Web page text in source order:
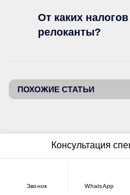
От каких
релоканты?
ПОХОЖИЕ СТАТЬИ
ЗАДАТЬ
здесь,
Консультация
Звонок WhatsApp